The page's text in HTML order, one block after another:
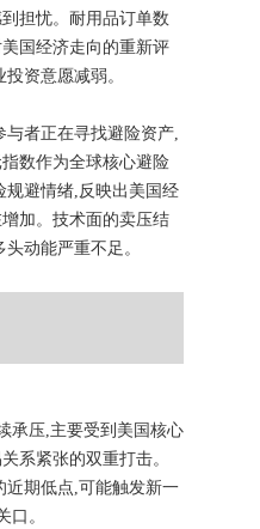
担忧。耐用品订单数
国经济走向的重新评
资意愿减弱。
者正在寻找避险资产,
数作为全球核心避险
规避情绪,反映出美国经
加。技术面的卖压结
动能严重不足。
承压,主要受到美国核心
系紧张的双重打击。
近期低点,可能触发新一
口。